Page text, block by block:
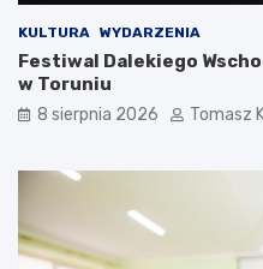
KULTURA WYDARZENIA
Festiwal Dalekiego
w Toruniu
8 sierpnia 2026 Tomasz